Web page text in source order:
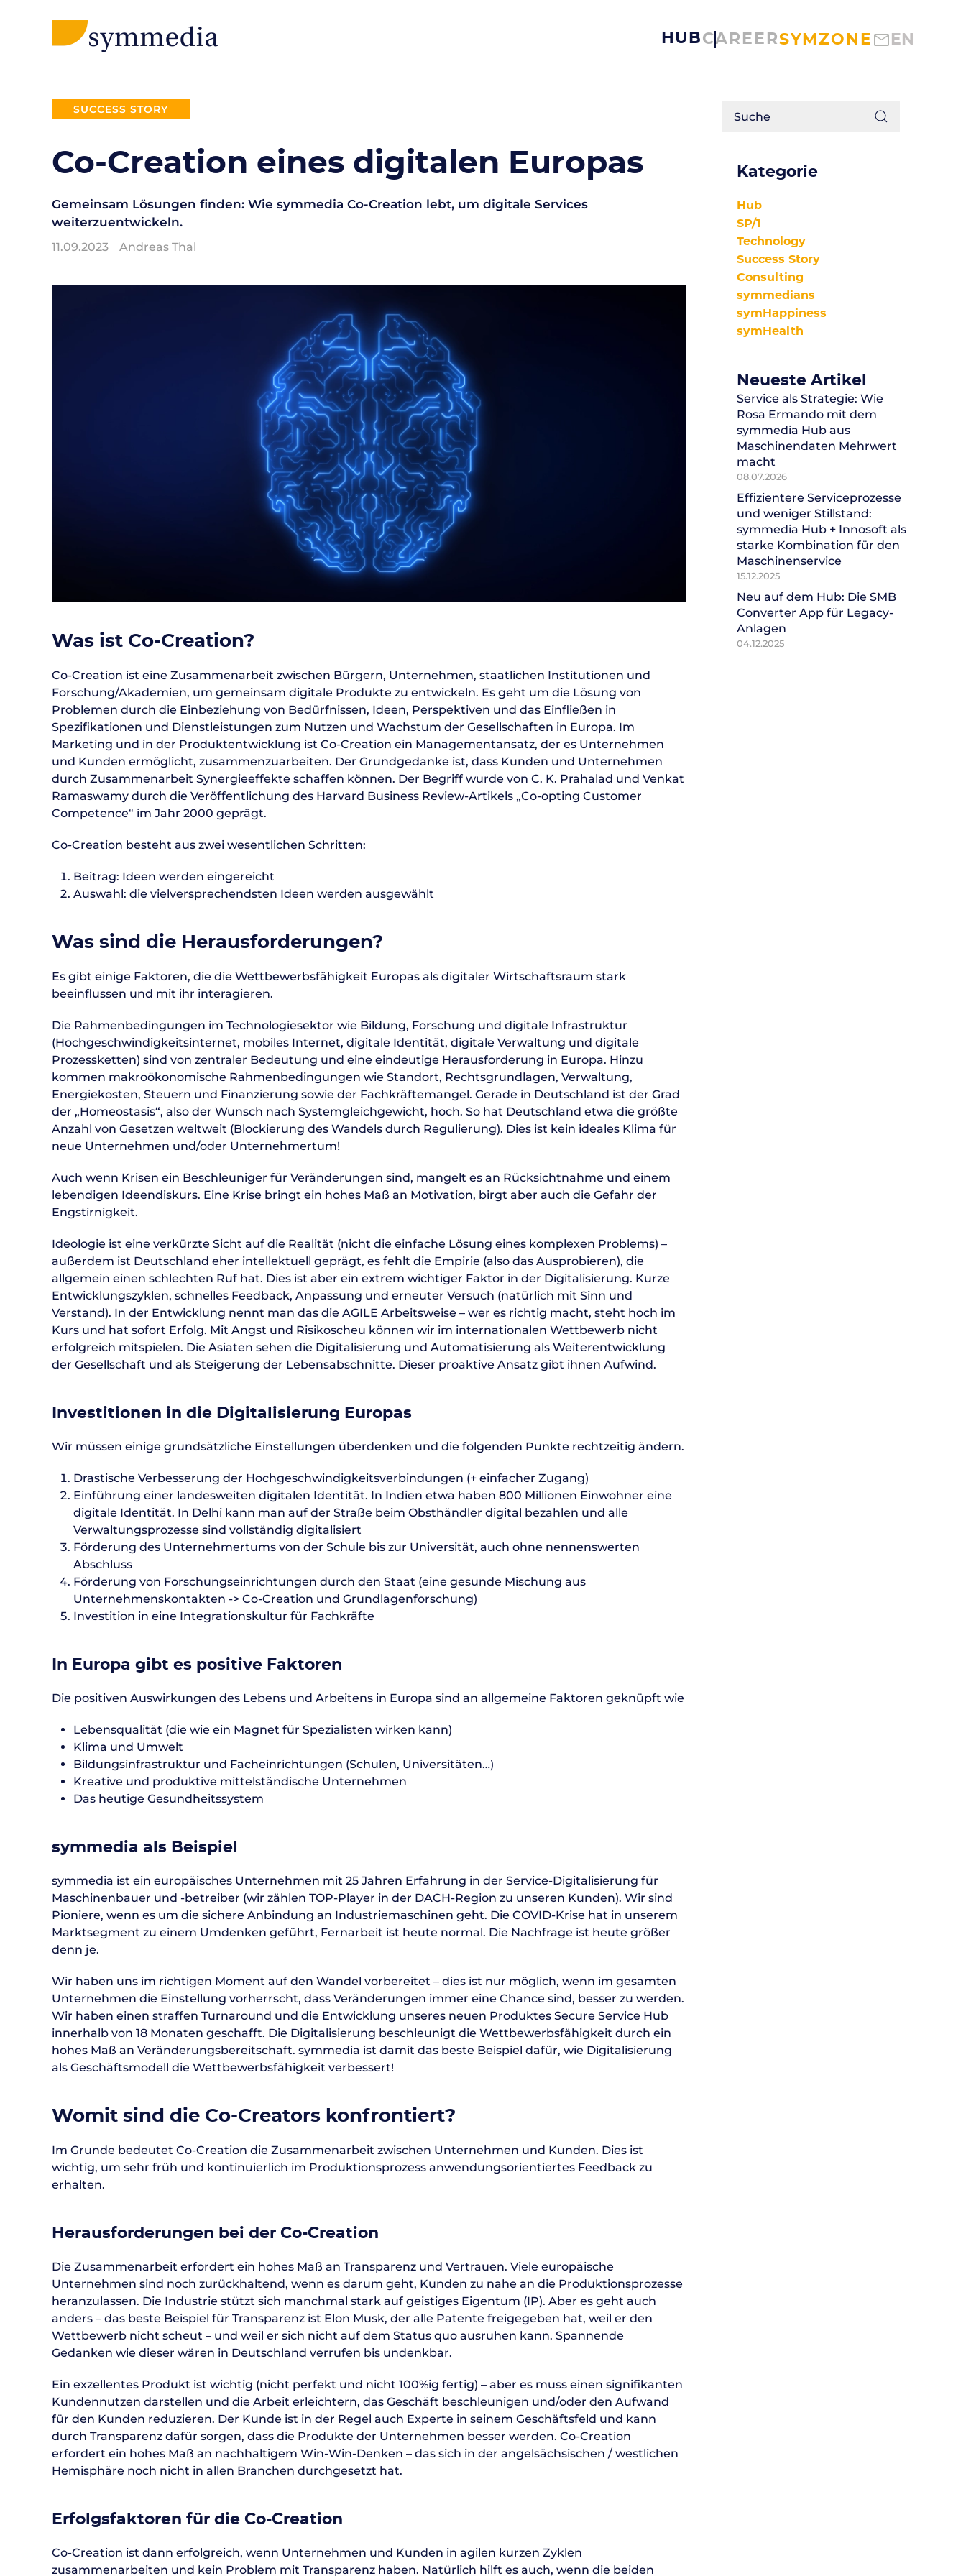
HUBCAREERSYMZONE EN
SUCCESS STORY
Co-Creation eines digitalen Europas
Gemeinsam Lösungen finden: Wie symmedia Co-Creation lebt, um digitale Services
weiterzuentwickeln.
11.09.2023 Andreas Thal
Was ist Co-Creation?
Co-Creation ist eine Zusammenarbeit zwischen Bürgern, Unternehmen, staatlichen Institutionen und
Forschung/Akademien, um gemeinsam digitale Produkte zu entwickeln. Es geht um die Lösung von
Problemen durch die Einbeziehung von Bedürfnissen, Ideen, Perspektiven und das Einfließen in
Spezifikationen und Dienstleistungen zum Nutzen und Wachstum der Gesellschaften in Europa. Im
Marketing und in der Produktentwicklung ist Co-Creation ein Managementansatz, der es Unternehmen
und Kunden ermöglicht, zusammenzuarbeiten. Der Grundgedanke ist, dass Kunden und Unternehmen
durch Zusammenarbeit Synergieeffekte schaffen können. Der Begriff wurde von C. K. Prahalad und Venkat
Ramaswamy durch die Veröffentlichung des Harvard Business Review-Artikels „Co-opting Customer
Competence“ im Jahr 2000 geprägt.
Co-Creation besteht aus zwei wesentlichen Schritten:
Beitrag: Ideen werden eingereicht
Auswahl: die vielversprechendsten Ideen werden ausgewählt
Was sind die Herausforderungen?
Es gibt einige Faktoren, die die Wettbewerbsfähigkeit Europas als digitaler Wirtschaftsraum stark
beeinflussen und mit ihr interagieren.
Die Rahmenbedingungen im Technologiesektor wie Bildung, Forschung und digitale Infrastruktur
(Hochgeschwindigkeitsinternet, mobiles Internet, digitale Identität, digitale Verwaltung und digitale
Prozessketten) sind von zentraler Bedeutung und eine eindeutige Herausforderung in Europa. Hinzu
kommen makroökonomische Rahmenbedingungen wie Standort, Rechtsgrundlagen, Verwaltung,
Energiekosten, Steuern und Finanzierung sowie der Fachkräftemangel. Gerade in Deutschland ist der Grad
der „Homeostasis“, also der Wunsch nach Systemgleichgewicht, hoch. So hat Deutschland etwa die größte
Anzahl von Gesetzen weltweit (Blockierung des Wandels durch Regulierung). Dies ist kein ideales Klima für
neue Unternehmen und/oder Unternehmertum!
Auch wenn Krisen ein Beschleuniger für Veränderungen sind, mangelt es an Rücksichtnahme und einem
lebendigen Ideendiskurs. Eine Krise bringt ein hohes Maß an Motivation, birgt aber auch die Gefahr der
Engstirnigkeit.
Ideologie ist eine verkürzte Sicht auf die Realität (nicht die einfache Lösung eines komplexen Problems) –
außerdem ist Deutschland eher intellektuell geprägt, es fehlt die Empirie (also das Ausprobieren), die
allgemein einen schlechten Ruf hat. Dies ist aber ein extrem wichtiger Faktor in der Digitalisierung. Kurze
Entwicklungszyklen, schnelles Feedback, Anpassung und erneuter Versuch (natürlich mit Sinn und
Verstand). In der Entwicklung nennt man das die AGILE Arbeitsweise – wer es richtig macht, steht hoch im
Kurs und hat sofort Erfolg. Mit Angst und Risikoscheu können wir im internationalen Wettbewerb nicht
erfolgreich mitspielen. Die Asiaten sehen die Digitalisierung und Automatisierung als Weiterentwicklung
der Gesellschaft und als Steigerung der Lebensabschnitte. Dieser proaktive Ansatz gibt ihnen Aufwind.
Investitionen in die Digitalisierung Europas
Wir müssen einige grundsätzliche Einstellungen überdenken und die folgenden Punkte rechtzeitig ändern.
Drastische Verbesserung der Hochgeschwindigkeitsverbindungen (+ einfacher Zugang)
Einführung einer landesweiten digitalen Identität. In Indien etwa haben 800 Millionen Einwohner eine
digitale Identität. In Delhi kann man auf der Straße beim Obsthändler digital bezahlen und alle
Verwaltungsprozesse sind vollständig digitalisiert
Förderung des Unternehmertums von der Schule bis zur Universität, auch ohne nennenswerten
Abschluss
Förderung von Forschungseinrichtungen durch den Staat (eine gesunde Mischung aus
Unternehmenskontakten -> Co-Creation und Grundlagenforschung)
Investition in eine Integrationskultur für Fachkräfte
In Europa gibt es positive Faktoren
Die positiven Auswirkungen des Lebens und Arbeitens in Europa sind an allgemeine Faktoren geknüpft wie
Lebensqualität (die wie ein Magnet für Spezialisten wirken kann)
Klima und Umwelt
Bildungsinfrastruktur und Facheinrichtungen (Schulen, Universitäten…)
Kreative und produktive mittelständische Unternehmen
Das heutige Gesundheitssystem
symmedia als Beispiel
symmedia ist ein europäisches Unternehmen mit 25 Jahren Erfahrung in der Service-Digitalisierung für
Maschinenbauer und -betreiber (wir zählen TOP-Player in der DACH-Region zu unseren Kunden). Wir sind
Pioniere, wenn es um die sichere Anbindung an Industriemaschinen geht. Die COVID-Krise hat in unserem
Marktsegment zu einem Umdenken geführt, Fernarbeit ist heute normal. Die Nachfrage ist heute größer
denn je.
Wir haben uns im richtigen Moment auf den Wandel vorbereitet – dies ist nur möglich, wenn im gesamten
Unternehmen die Einstellung vorherrscht, dass Veränderungen immer eine Chance sind, besser zu werden.
Wir haben einen straffen Turnaround und die Entwicklung unseres neuen Produktes Secure Service Hub
innerhalb von 18 Monaten geschafft. Die Digitalisierung beschleunigt die Wettbewerbsfähigkeit durch ein
hohes Maß an Veränderungsbereitschaft. symmedia ist damit das beste Beispiel dafür, wie Digitalisierung
als Geschäftsmodell die Wettbewerbsfähigkeit verbessert!
Womit sind die Co-Creators konfrontiert?
Im Grunde bedeutet Co-Creation die Zusammenarbeit zwischen Unternehmen und Kunden. Dies ist
wichtig, um sehr früh und kontinuierlich im Produktionsprozess anwendungsorientiertes Feedback zu
erhalten.
Herausforderungen bei der Co-Creation
Die Zusammenarbeit erfordert ein hohes Maß an Transparenz und Vertrauen. Viele europäische
Unternehmen sind noch zurückhaltend, wenn es darum geht, Kunden zu nahe an die Produktionsprozesse
heranzulassen. Die Industrie stützt sich manchmal stark auf geistiges Eigentum (IP). Aber es geht auch
anders – das beste Beispiel für Transparenz ist Elon Musk, der alle Patente freigegeben hat, weil er den
Wettbewerb nicht scheut – und weil er sich nicht auf dem Status quo ausruhen kann. Spannende
Gedanken wie dieser wären in Deutschland verrufen bis undenkbar.
Ein exzellentes Produkt ist wichtig (nicht perfekt und nicht 100%ig fertig) – aber es muss einen signifikanten
Kundennutzen darstellen und die Arbeit erleichtern, das Geschäft beschleunigen und/oder den Aufwand
für den Kunden reduzieren. Der Kunde ist in der Regel auch Experte in seinem Geschäftsfeld und kann
durch Transparenz dafür sorgen, dass die Produkte der Unternehmen besser werden. Co-Creation
erfordert ein hohes Maß an nachhaltigem Win-Win-Denken – das sich in der angelsächsischen / westlichen
Hemisphäre noch nicht in allen Branchen durchgesetzt hat.
Erfolgsfaktoren für die Co-Creation
Co-Creation ist dann erfolgreich, wenn Unternehmen und Kunden in agilen kurzen Zyklen
zusammenarbeiten und kein Problem mit Transparenz haben. Natürlich hilft es auch, wenn die beiden
Kategorie
Hub
SP/1
Technology
Success Story
Consulting
symmedians
symHappiness
symHealth
Neueste Artikel
Service als Strategie: Wie
Rosa Ermando mit dem
symmedia Hub aus
Maschinendaten Mehrwert
macht
08.07.2026
Effizientere Serviceprozesse
und weniger Stillstand:
symmedia Hub + Innosoft als
starke Kombination für den
Maschinenservice
15.12.2025
Neu auf dem Hub: Die SMB
Converter App für Legacy-
Anlagen
04.12.2025